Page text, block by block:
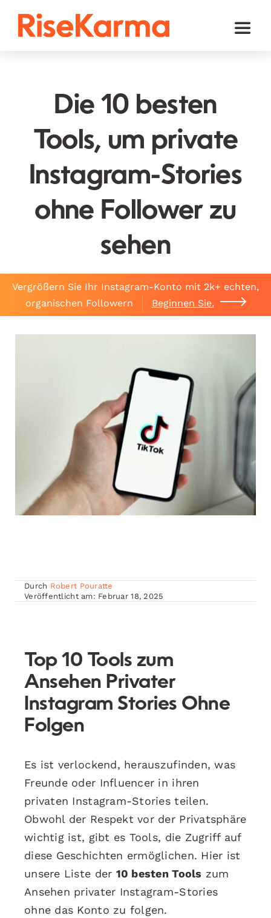
Toggle
TikTok
Youtube
Twitter (𝕏)
Andere
Die 10 besten
Tools, um private
Instagram-Stories
ohne Follower zu
sehen
Vergrößern Sie Ihr Instagram-Konto mit 2k+ echten,
organischen Followern
Beginnen Sie.
Durch Robert Pouratte
Veröffentlicht am: Februar 18, 2025
Top 10 Tools zum
Ansehen Privater
Instagram Stories Ohne
Folgen
Es ist verlockend, herauszufinden, was
Freunde oder Influencer in ihren
privaten Instagram-Stories teilen.
Obwohl der Respekt vor der Privatsphäre
wichtig ist, gibt es Tools, die Zugriff auf
diese Geschichten ermöglichen. Hier ist
unsere Liste der 10 besten Tools zum
Ansehen privater Instagram-Stories
ohne das Konto zu folgen.